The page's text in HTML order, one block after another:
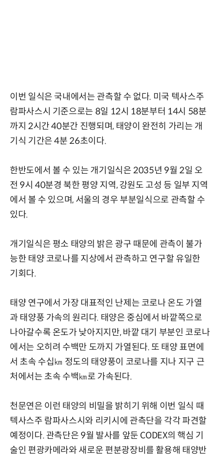
이번 일식은 국내에서는 관측할 수 없다. 미국 텍사스주
람파사스시 기준으로는 8일 12시 18분부터 14시 58분
까지 2시간 40분간 진행되며, 태양이 완전히 가리는 개
기식 기간은 4분 26초이다.
한반도에서 볼 수 있는 개기일식은 2035년 9월 2일 오
전 9시 40분경 북한 평양 지역, 강원도 고성 등 일부 지역
에서 볼 수 있으며, 서울의 경우 부분일식으로 관측할 수
있다.
개기일식은 평소 태양의 밝은 광구 때문에 관측이 불가
능한 태양 코로나를 지상에서 관측하고 연구할 유일한
기회다.
태양 연구에서 가장 대표적인 난제는 코로나 온도 가열
과 태양풍 가속의 원리다. 태양은 중심에서 바깥쪽으로
나아갈수록 온도가 낮아지지만, 바깥 대기 부분인 코로나
에서는 오히려 수백만 도까지 가열된다. 또 태양 표면에
서 초속 수십㎞ 정도의 태양풍이 코로나를 지나 지구 근
처에서는 초속 수백㎞로 가속된다.
천문연은 이런 태양의 비밀을 밝히기 위해 이번 일식 때
텍사스주 람파사스시와 리키시에 관측단을 각각 파견할
예정이다. 관측단은 9월 발사를 앞둔 CODEX의 핵심 기
술인 편광카메라와 새로운 편분광장비를 활용해 태양반